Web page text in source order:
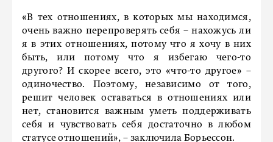
«В тех отношениях, в которых мы находимся,
очень важно перепроверять себя – нахожусь ли
я в этих отношениях, потому что я хочу в них
быть, или потому что я избегаю чего-то
другого? И скорее всего, это «что-то другое» –
одиночество. Поэтому, независимо от того,
решит человек оставаться в отношениях или
нет, становится важным уметь поддерживать
себя и чувствовать себя достаточно в любом
статусе отношений», – заключила Борьессон.